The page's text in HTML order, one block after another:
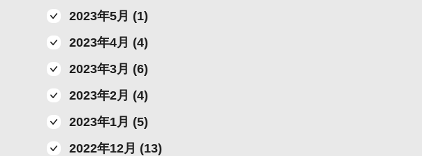
2023年5月 (1)
2023年4月 (4)
2023年3月 (6)
2023年2月 (4)
2023年1月 (5)
2022年12月 (13)